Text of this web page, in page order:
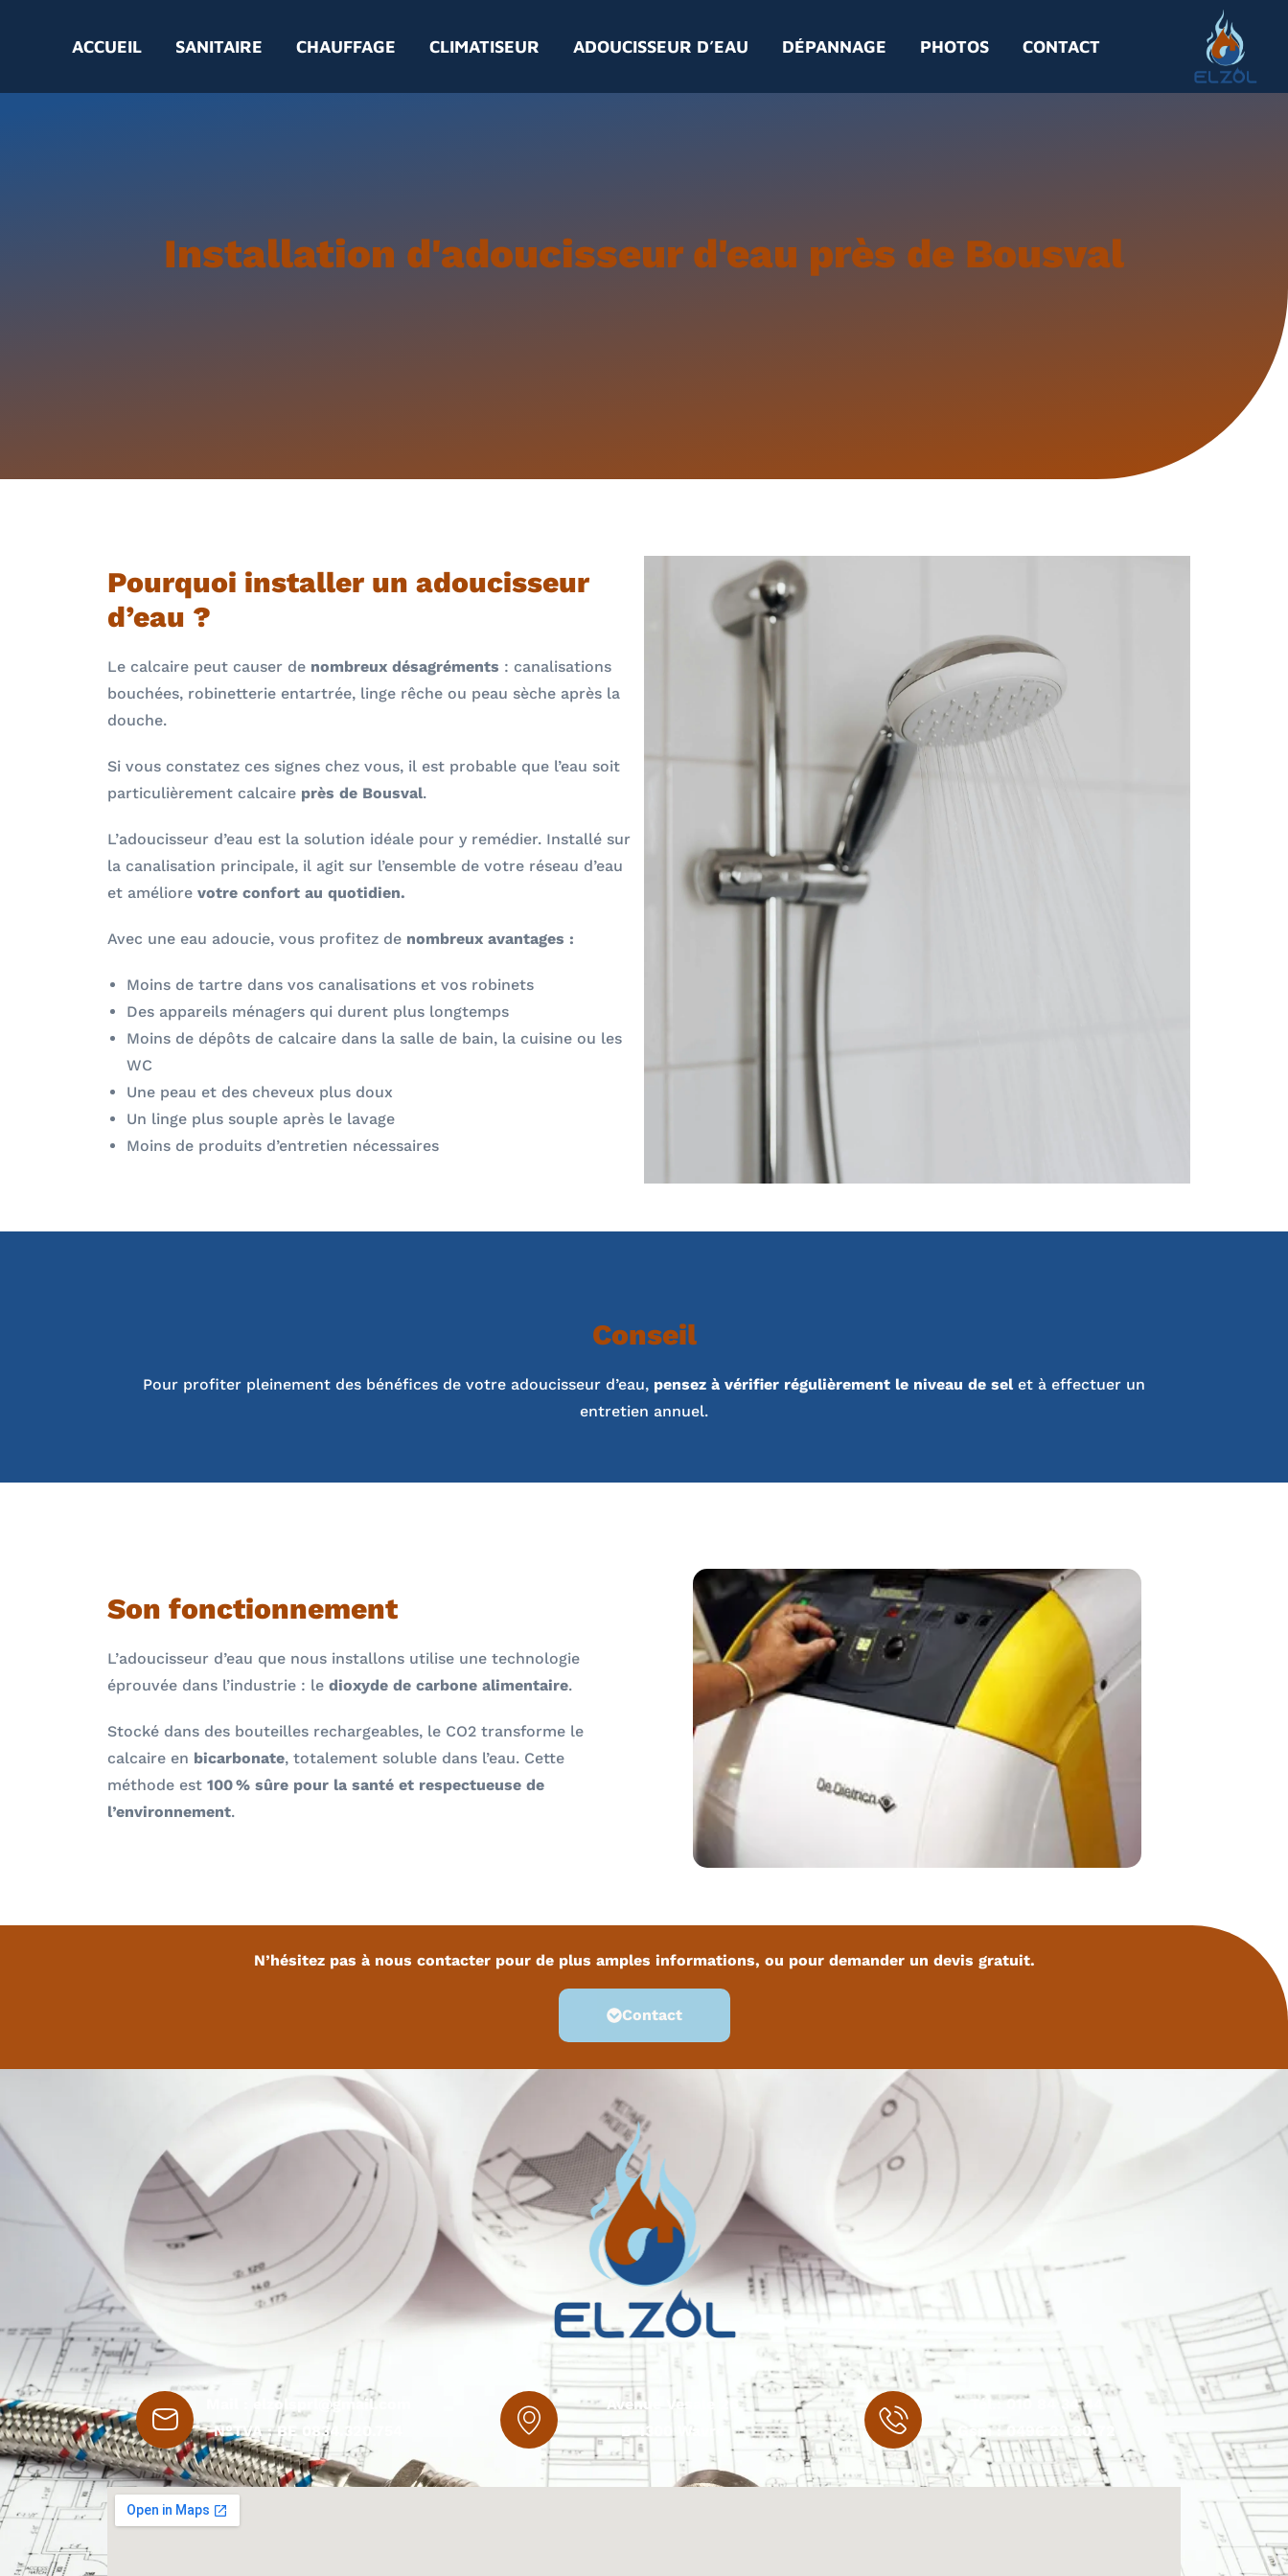
ACCUEIL SANITAIRE CHAUFFAGE CLIMATISEUR ADOUCISSEUR D’EAU DÉPANNAGE PHOTOS CONTACT
Installation d'adoucisseur d'eau près de Bousval
Pourquoi installer un adoucisseur
d’eau ?
Le calcaire peut causer de nombreux désagréments : canalisations
bouchées, robinetterie entartrée, linge rêche ou peau sèche après la
douche.
Si vous constatez ces signes chez vous, il est probable que l’eau soit
particulièrement calcaire près de Bousval.
L’adoucisseur d’eau est la solution idéale pour y remédier. Installé sur
la canalisation principale, il agit sur l’ensemble de votre réseau d’eau
et améliore votre confort au quotidien.
Avec une eau adoucie, vous profitez de nombreux avantages :
Moins de tartre dans vos canalisations et vos robinets
Des appareils ménagers qui durent plus longtemps
Moins de dépôts de calcaire dans la salle de bain, la cuisine ou les
WC
Une peau et des cheveux plus doux
Un linge plus souple après le lavage
Moins de produits d’entretien nécessaires
Conseil
Pour profiter pleinement des bénéfices de votre adoucisseur d’eau, pensez à vérifier régulièrement le niveau de selet à effectuer un
entretien annuel.
Son fonctionnement
L’adoucisseur d’eau que nous installons utilise une technologie
éprouvée dans l’industrie : le dioxyde de carbone alimentaire.
Stocké dans des bouteilles rechargeables, le CO2 transforme le
calcaire en bicarbonate, totalement soluble dans l’eau. Cette
méthode est 100 % sûre pour la santé et respectueuse de
l’environnement.
N’hésitez pas à nous contacter pour de plus amples informations, ou pour demander un devis gratuit.
Contact
elzolsprl@gmail.com
N°TVA : BE 0834.320.754
Avenue Vesale 26
B-1300 Wavre
Tél.:010 84 34 44
Gsm :
0496 23 20 72